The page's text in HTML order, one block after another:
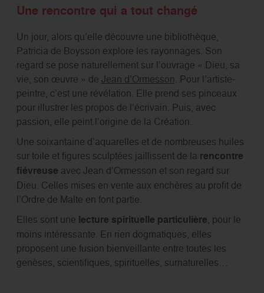
Une rencontre qui a tout changé
Un jour, alors qu’elle découvre une bibliothèque,
Patricia de Boysson explore les rayonnages. Son
regard se pose naturellement sur l’ouvrage « Dieu, sa
vie, son œuvre » de Jean d’Ormesson. Pour l’artiste-
peintre, c’est une révélation. Elle prend ses pinceaux
pour illustrer les propos de l’écrivain. Puis, avec
passion, elle peint l’origine de la Création.
Une soixantaine d’aquarelles et de nombreuses huiles
sur toile et figures sculptées jaillissent de la rencontre
fiévreuse avec Jean d’Ormesson et son regard sur
Dieu. Celles mises en vente aux enchères au profit de
l’Ordre de Malte en font partie.
Elles sont une lecture spirituelle particulière, pour le
moins intéressante. En rien dogmatiques, elles
proposent une fusion bienveillante entre toutes les
genèses, scientifiques, spirituelles, surnaturelles…